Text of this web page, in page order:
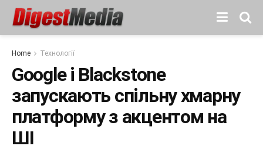
Home Технології
Google і Blackstone
запускають спільну хмарну
платформу з акцентом на
ШІ